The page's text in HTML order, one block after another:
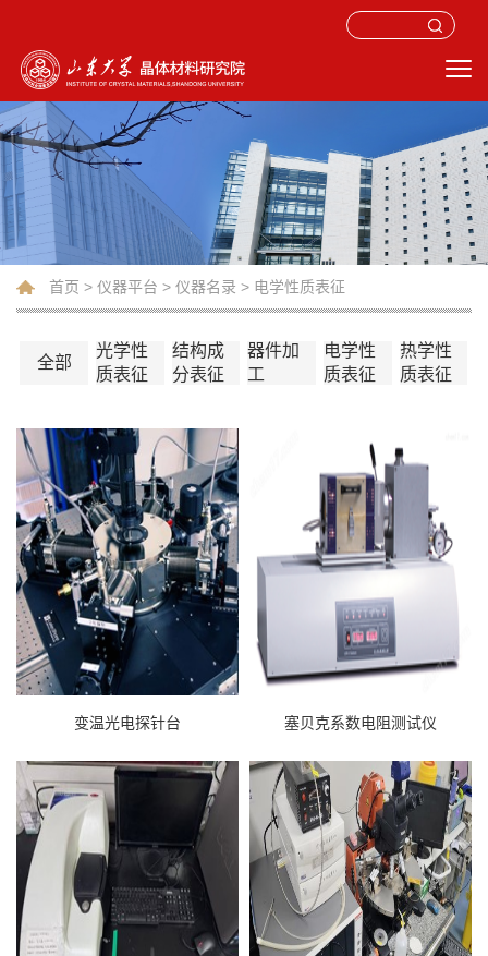
首页 > 仪器平台 > 仪器名录 > 电学性质表征
全部
光学性
质表征
结构成
分表征
器件加
工
电学性
质表征
热学性
质表征
变温光电探针台 塞贝克系数电阻测试仪